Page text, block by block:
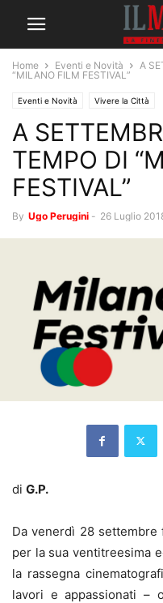
Home Eventi e Novità
A
“MILANO FILM FESTIVAL”
Eventi e Novità Vivere la Città
A
TEMPO DI
FESTIVAL”
By Ugo Perugini - 26 Luglio
di G.P.
Da venerdì 28
per la sua ventitreesima
la rassegna
lavori e appassionati –